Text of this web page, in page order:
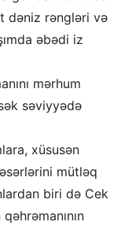
dəniz rəngləri və
əbədi iz
mərhum
səviyyədə
xüsusən
mütləq
biri də Cek